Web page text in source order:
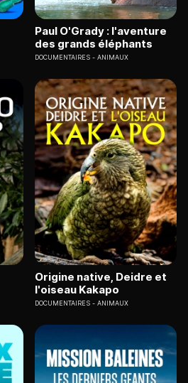
Paul O'Grady : l'aventure
des grands éléphants
DOCUMENTAIRES ANIMAUX
Origine native, Deidre et
l'oiseau Kakapo
DOCUMENTAIRES ANIMAUX